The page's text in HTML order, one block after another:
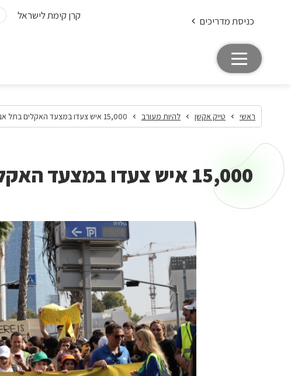
קרן קימת לישראל כניסת מדריכים
ראשי טייק אקשן להיות מעורב 15,000 איש צעדו במצעד האקלים בתל אביב
15,000 איש צעדו במצעד האקלים בתל אביב